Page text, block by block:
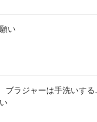
い
ブラジャーは手洗いす